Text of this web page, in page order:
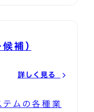
施。 提携先団
の新たな顧
充実。企業で
補）
詳しく見る
ムの各種業